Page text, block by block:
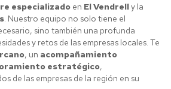
especializado en El Vendrelly la
. Nuestro equipo no solo tiene el
sino también una profunda
y retos de las empresas locales. Te
, un acompañamiento
estratégico,
de las empresas de la región en su